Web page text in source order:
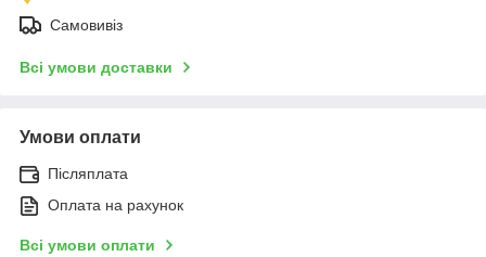
Самовивіз
Всі умови доставки
Умови оплати
Післяплата
Оплата на рахунок
Всі умови оплати